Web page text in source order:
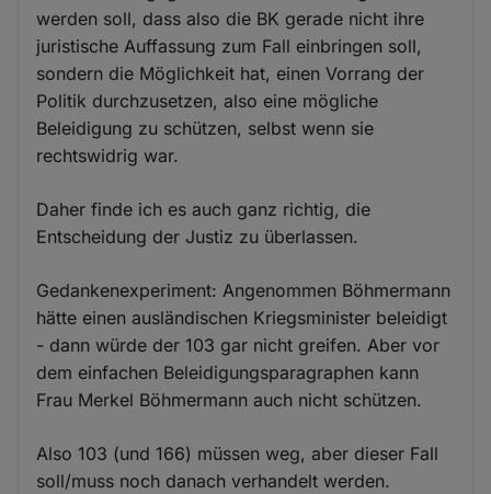
werden soll, dass also die BK gerade nicht ihre
juristische Auffassung zum Fall einbringen soll,
sondern die Möglichkeit hat, einen Vorrang der
Politik durchzusetzen, also eine mögliche
Beleidigung zu schützen, selbst wenn sie
rechtswidrig war.
Daher finde ich es auch ganz richtig, die
Entscheidung der Justiz zu überlassen.
Gedankenexperiment: Angenommen Böhmermann
hätte einen ausländischen Kriegsminister beleidigt
- dann würde der 103 gar nicht greifen. Aber vor
dem einfachen Beleidigungsparagraphen kann
Frau Merkel Böhmermann auch nicht schützen.
Also 103 (und 166) müssen weg, aber dieser Fall
soll/muss noch danach verhandelt werden.